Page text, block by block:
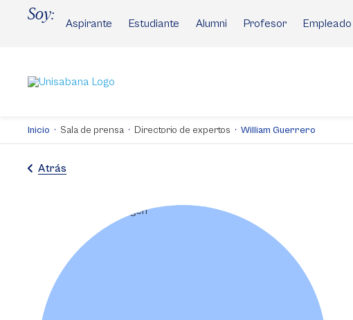
Soy:
Aspirante Estudiante Alumni Profesor Empleado
Inicio Sala de prensa Directorio de expertos William Guerrero
Atrás